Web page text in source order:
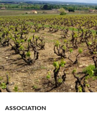
ASSOCIATION